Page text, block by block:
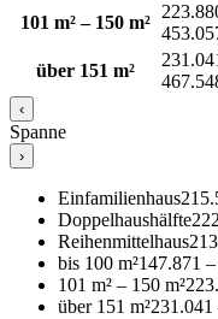
101 m² – 150 m²
über 151 m²
‹
Spanne
›
Einfamilienhaus
Doppelhaushälfte
Reihenmittelhaus
bis 100 m²147.871
101 m² – 150 m²
über 151 m²